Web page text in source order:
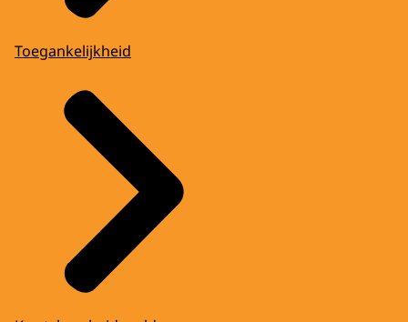
Toegankelijkheid